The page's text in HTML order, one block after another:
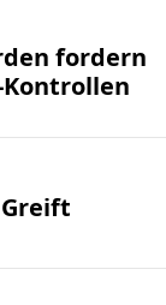
fordern